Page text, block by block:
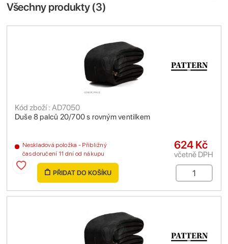
Všechny produkty (3)
Duše 8 palců 20/700 s rovným ventilkem
Kód zboží : AD7050
Neskladová položka - Přibližný
čas doručení 11 dní od nákupu
624 Kč
včetně DPH
PŘIDAT DO KOŠÍKU